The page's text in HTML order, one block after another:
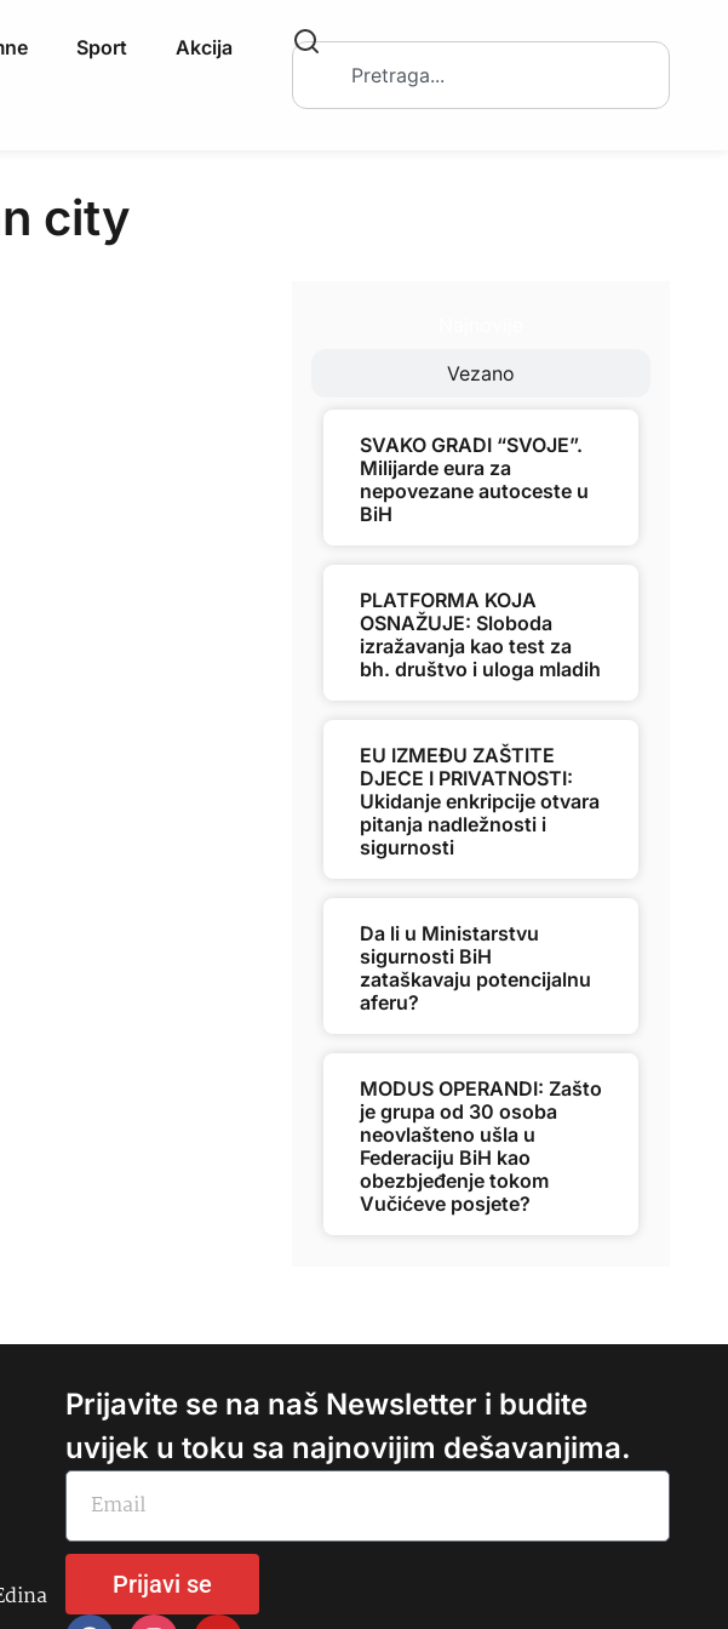
Sport Akcija
city
Vezano
SVAKO GRADI “SVOJE”.
Milijarde eura za
nepovezane autoceste u
BiH
PLATFORMA KOJA
OSNAŽUJE: Sloboda
izražavanja kao test za
bh. društvo i uloga mladih
EU IZMEĐU ZAŠTITE
DJECE I PRIVATNOSTI:
Ukidanje enkripcije otvara
pitanja nadležnosti i
sigurnosti
Da li u Ministarstvu
sigurnosti BiH
zataškavaju potencijalnu
aferu?
MODUS OPERANDI: Zašto
je grupa od 30 osoba
neovlašteno ušla u
Federaciju BiH kao
obezbjeđenje tokom
Vučićeve posjete?
Prijavite se na naš Newsletter i budite
uvijek u toku sa najnovijim dešavanjima.
Prijavi se